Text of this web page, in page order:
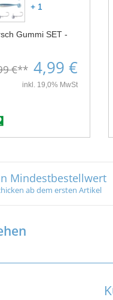
+ 1
Gummi SET -
€** 4,99 €
inkl. 19,0% MwSt
Mindestbestellwert
ab dem ersten Artikel